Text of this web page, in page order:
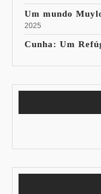
Um mundo
2025
Cunha: Um
15% de